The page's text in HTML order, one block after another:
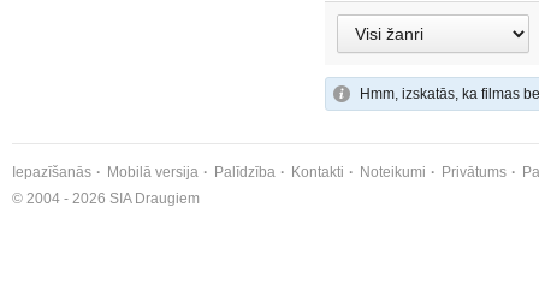
Hmm, izskatās, ka filmas
Iepazīšanās Mobilā versija Palīdzība Kontakti Noteikumi Privātums
© 2004 - 2026 SIA Draugiem